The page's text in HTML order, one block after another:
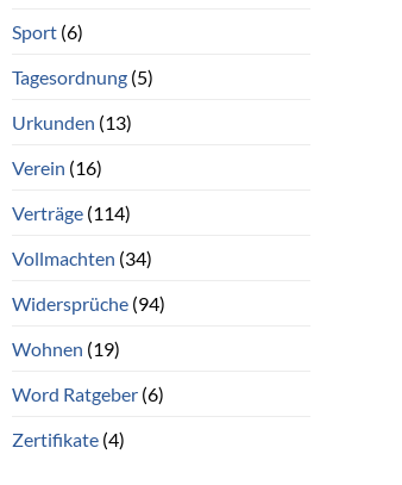
Sport(6)
Tagesordnung(5)
Urkunden (13)
Verein (16)
Verträge(114)
Vollmachten (34)
Widersprüche(94)
Wohnen (19)
Word Ratgeber(6)
Zertifikate(4)